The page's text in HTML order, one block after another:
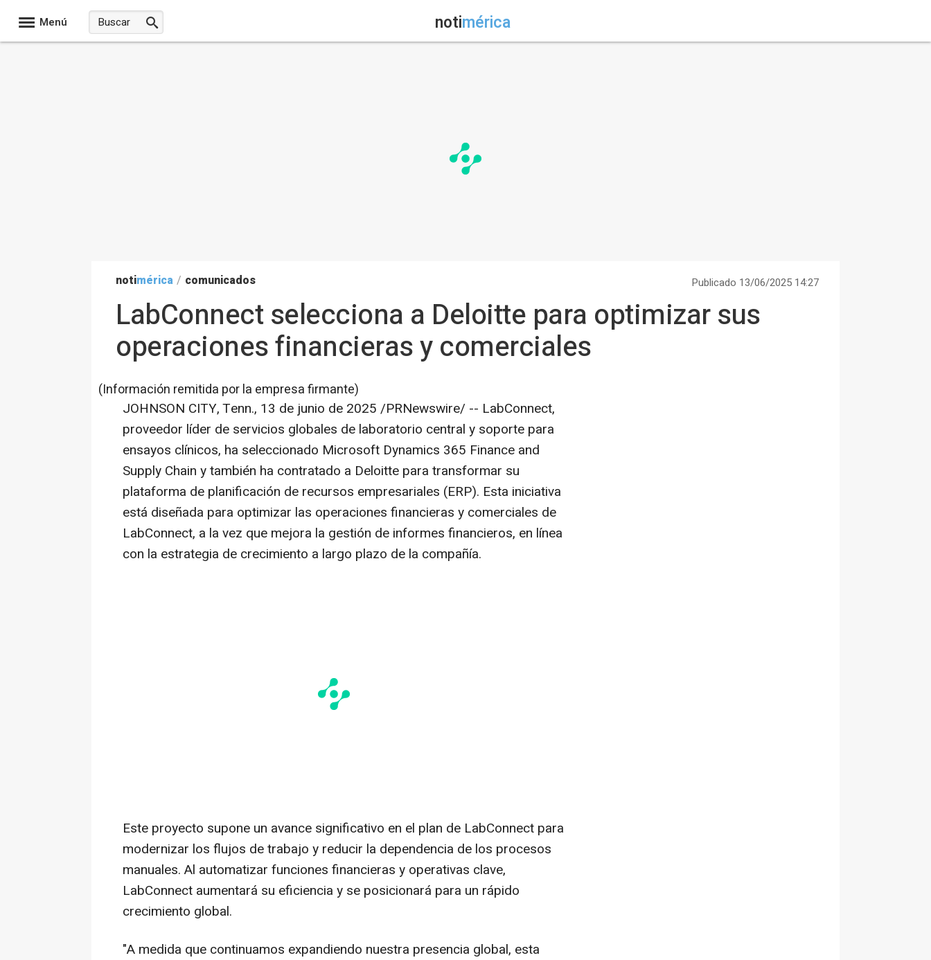
Menú notimérica
notimérica / comunicados Publicado 13/06/2025 14:27
LabConnect selecciona a Deloitte para optimizar sus
operaciones financieras y comerciales
(Información remitida por la empresa firmante)
JOHNSON CITY, Tenn., 13 de junio de 2025 /PRNewswire/ -- LabConnect,
proveedor líder de servicios globales de laboratorio central y soporte para
ensayos clínicos, ha seleccionado Microsoft Dynamics 365 Finance and
Supply Chain y también ha contratado a Deloitte para transformar su
plataforma de planificación de recursos empresariales (ERP). Esta iniciativa
está diseñada para optimizar las operaciones financieras y comerciales de
LabConnect, a la vez que mejora la gestión de informes financieros, en línea
con la estrategia de crecimiento a largo plazo de la compañía.
Este proyecto supone un avance significativo en el plan de LabConnect para
modernizar los flujos de trabajo y reducir la dependencia de los procesos
manuales. Al automatizar funciones financieras y operativas clave,
LabConnect aumentará su eficiencia y se posicionará para un rápido
crecimiento global.
"A medida que continuamos expandiendo nuestra presencia global, esta